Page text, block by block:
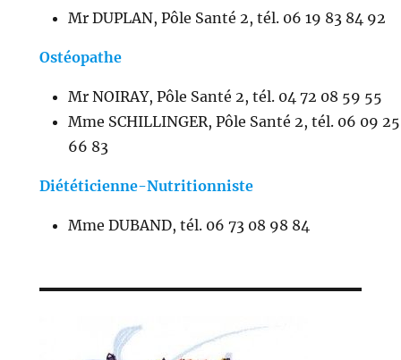
Mr DUPLAN, Pôle Santé 2, tél. 06 19 83 84 92
Ostéopathe
Mr NOIRAY, Pôle Santé 2, tél. 04 72 08 59 55
Mme SCHILLINGER, Pôle Santé 2, tél. 06 09 25
66 83
Diététicienne-Nutritionniste
Mme DUBAND, tél. 06 73 08 98 84